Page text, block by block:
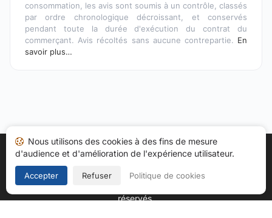
consommation, les avis sont soumis à un contrôle, classés
par ordre chronologique décroissant, et conservés
pendant toute la durée d'exécution du contrat du
commerçant. Avis récoltés sans aucune contrepartie. En
savoir plus…
Accueil Mes avis Catégories CGU
Cookies
Politique de confidentialité
Copyright © 2026
réservés.
Nous utilisons des cookies à des fins de mesure
d'audience et d'amélioration de l'expérience utilisateur.
Accepter Refuser Politique de cookies